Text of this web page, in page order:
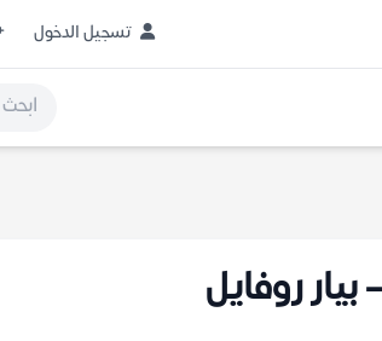
تسجيل الدخول
روفايل